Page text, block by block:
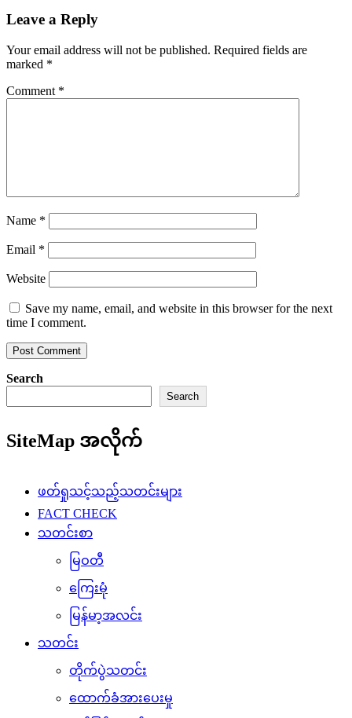
Leave a Reply
Your email address will not be published. Required fields are
marked *
Comment *
Name *
Email *
Website
Save my name, email, and website in this browser for the next
time I comment.
Search
Search
SiteMap အလိုက်
ဖတ်ရှုသင့်သည့်သတင်းများ
FACT CHECK
သတင်းစာ
မြဝတီ
ကြေးမုံ
မြန်မာ့အလင်း
သတင်း
တိုက်ပွဲသတင်း
ထောက်ခံအားပေးမှု